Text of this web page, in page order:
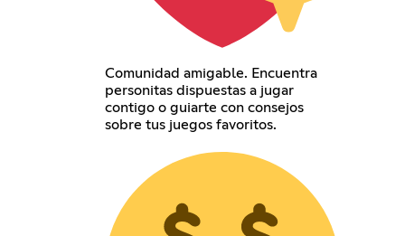
Comunidad amigable. Encuentra
personitas dispuestas a jugar
contigo o guiarte con consejos
sobre tus juegos favoritos.